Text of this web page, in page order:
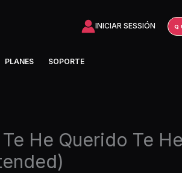
INICIAR SESSIÓN
PLANES SOPORTE
He Querido Te He
He